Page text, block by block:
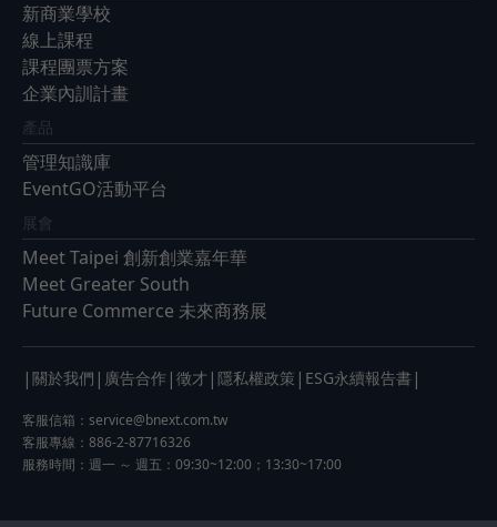
新商業學校
線上課程
課程團票方案
企業內訓計畫
產品
管理知識庫
EventGO活動平台
展會
Meet Taipei 創新創業嘉年華
Meet Greater South
Future Commerce 未來商務展
| 關於我們 | 廣告合作 | 徵才 | 隱私權政策 | ESG永續報告書 |
客服信箱： service@bnext.com.tw
客服專線：886-2-87716326
服務時間：週一 ～ 週五：09:30~12:00；13:30~17:00